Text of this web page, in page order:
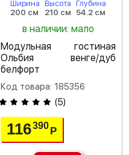
Ширина
200 см
Высота
210 см
Глубина
54.2 см
в наличии: мало
Модульная гостиная
Ольбия венге/дуб
белфорт
Код товара: 185356
(5)
116390 Р